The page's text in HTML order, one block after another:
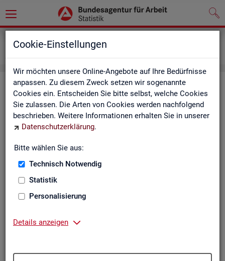
Cookie-Einstellungen
Wir möchten unsere Online-Angebote auf Ihre Bedürfnisse
anpassen. Zu diesem Zweck setzen wir sogenannte
Cookies ein. Entscheiden Sie bitte selbst, welche Cookies
Sie zulassen. Die Arten von Cookies werden nachfolgend
beschrieben. Weitere Informationen erhalten Sie in unserer
Datenschutzerklärung.
Bitte wählen Sie aus:
Technisch Notwendig
Statistik
Personalisierung
Details anzeigen
Kenn­zah­len­steck­brie­fe
Die Steck­brie­fe in­for­mie­ren über De­fi­ni­ti­on, Aus­sa­ge­kraft, Be­
rech­nung und Da­ten­quel­len der Kenn­zah­len, die in der Sta­tis­
tik der Bun­des­agen­tur für Ar­beit vor­kom­men.
Ab­gangs­ra­te
Ab­gangs­ra­te Ar­beits­lo­se
Ab­gangs­ra­te er­werbs­fä­hi­ge Leis­
tungs­be­rech­tig­te
Leis­tungs­be­rech­tig­te